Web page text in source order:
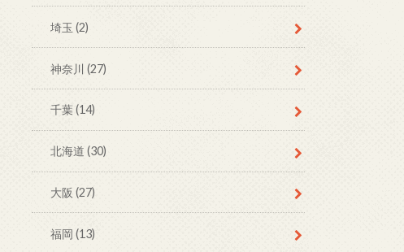
埼玉(2)
神奈川(27)
千葉(14)
北海道(30)
大阪(27)
福岡(13)